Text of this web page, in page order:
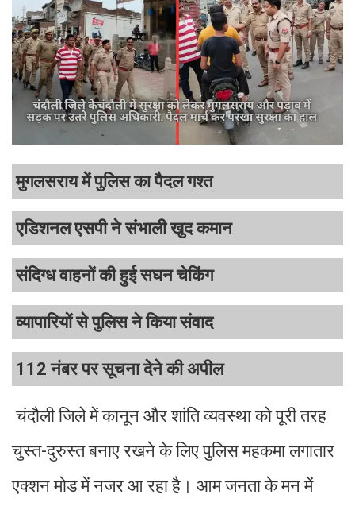
मुगलसराय में पुलिस का पैदल गश्त
एडिशनल एसपी ने संभाली खुद कमान
संदिग्ध वाहनों की हुई सघन चेकिंग
व्यापारियों से पुलिस ने किया संवाद
112 नंबर पर सूचना देने की अपील
चंदौली जिले में कानून और शांति व्यवस्था को पूरी तरह
चुस्त-दुरुस्त बनाए रखने के लिए पुलिस महकमा लगातार
एक्शन मोड में नजर आ रहा है। आम जनता के मन में